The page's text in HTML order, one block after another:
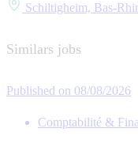
Schiltigheim, Bas-
Similars jobs
Published on 08/08/2026
Comptabilité &